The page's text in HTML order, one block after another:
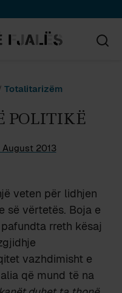
Totalitarizëm
POLITIKË
August 2013
veten për lidhjen
së vërtetës. Boja e
rreth kësaj
vazhdimisht e
që mund të na